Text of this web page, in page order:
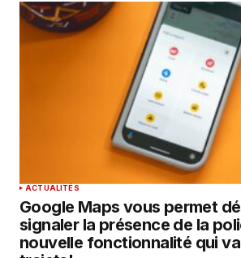
ACTUALITÉS
Google Maps vous permet
signaler la présence de la
nouvelle fonctionnalité qui